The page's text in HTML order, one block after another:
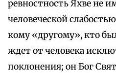
ревностность Яхве не
человеческой
кому «другому», кто
ждет от человека
поклонения; он Бог